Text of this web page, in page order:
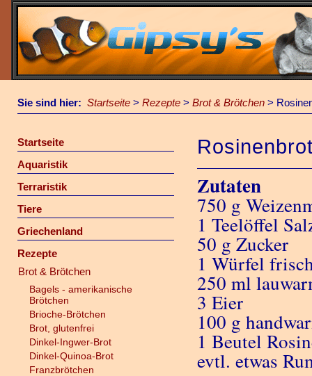
Sie sind hier: Startseite > Rezepte > Brot & Brötchen >
Startseite
Aquaristik
Terraristik
Tiere
Griechenland
Rezepte
Brot & Brötchen
Bagels - amerikanische
Brötchen
Brioche-Brötchen
Brot, glutenfrei
Dinkel-Ingwer-Brot
Dinkel-Quinoa-Brot
Franzbrötchen
Zutaten
750 g
1 Teelöffel
50 g Zucker
1 Würfel
250 ml
3 Eier
100 g
1 Beutel
evtl. etwas